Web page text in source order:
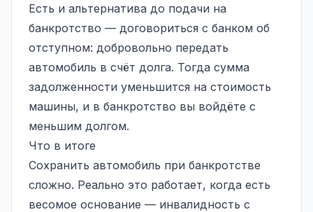
Есть и альтернатива до подачи на
банкротство — договориться с банком об
отступном: добровольно передать
автомобиль в счёт долга. Тогда сумма
задолженности уменьшится на стоимость
машины, и в банкротство вы войдёте с
меньшим долгом.
Что в итоге
Сохранить автомобиль при банкротстве
сложно. Реально это работает, когда есть
весомое основание — инвалидность с